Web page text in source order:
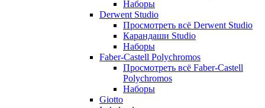
Наборы
Derwent Studio
Просмотреть всё Derwent Studio
Карандаши Studio
Наборы
Faber-Castell Polychromos
Просмотреть всё Faber-Castell
Polychromos
Наборы
Giotto